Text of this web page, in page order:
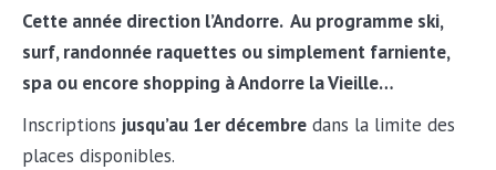
Cette année direction l’Andorre. Au programme ski,
surf, randonnée raquettes ou simplement farniente,
spa ou encore shopping à Andorre la Vieille…
Inscriptions jusqu’au 1er décembre dans la limite des
places disponibles.